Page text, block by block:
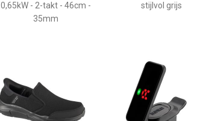
0,65kW - 2-takt - 46cm -
35mm
stijlvol grijs